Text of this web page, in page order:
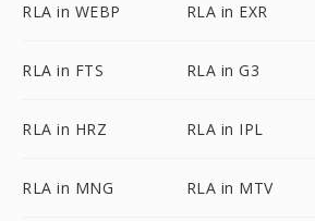
RLA in WEBP RLA in EXR
RLA in FTS RLA in G3
RLA in HRZ RLA in IPL
RLA in MNG RLA in MTV